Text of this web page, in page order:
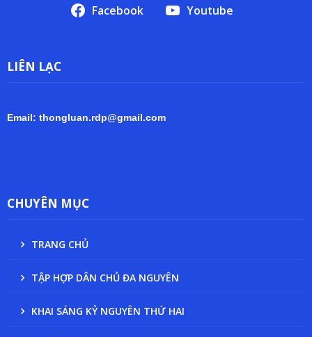
Facebook Youtube
LIÊN LẠC
Email: thongluan.rdp@gmail.com
CHUYÊN MỤC
TRANG CHỦ
TẬP HỢP DÂN CHỦ ĐA NGUYÊN
KHAI SÁNG KỶ NGUYÊN THỨ HAI